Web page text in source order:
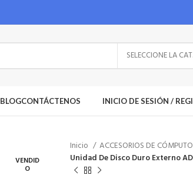
BLOGCONTÁCTENOS INICIO DE SESIÓN /
VENDID
O
Inicio
ACCESORIOS DE CÓMPUTO
Unidad De Disco Duro Externo